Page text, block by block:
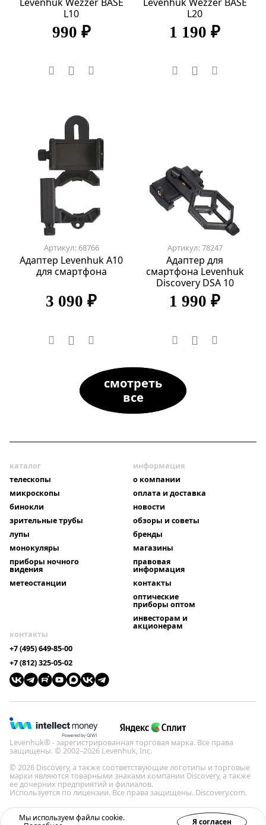
L10
990 ₽
L20
1 190 ₽
Артикул: 68766
Адаптер Levenhuk A10
для смартфона
3 090 ₽
Артикул: 78247
Адаптер для
смартфона Levenhuk
Discovery DSA 10
1 990 ₽
смотреть
все
каталог
телескопы
микроскопы
бинокли
зрительные трубы
лупы
монокуляры
приборы ночного
видения
метеостанции
информация
о компании
оплата и доставка
новости
обзоры и советы
бренды
магазины
правовая
информация
контакты
оптические
приборы оптом
инвесторам и
акционерам
контакты
+7 (495) 649-85-00
+7 (812) 325-05-02
Levenhuk® - зарегистрированная торговая марка. Все права
защищены. © 2002–2026 Levenhuk, Inc.
© 2026 Discovery, а также соответствующие логотипы и торговые
марки являются товарными знаками компании Discovery, а также
ее дочерних предприятий и филиалов.
Используется по лицензии. Все права защищены. Discovery.com.
Политика конфиденциальности
Мы используем файлы cookie.
Я согласен